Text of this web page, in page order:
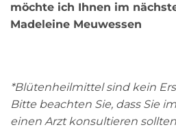
möchte ich Ihnen im
Madeleine Meuwessen
*Blütenheilmittel sind kein
Bitte beachten Sie, dass Sie
einen Arzt konsultieren